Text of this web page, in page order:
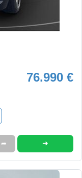
76.990 €
➦ ➜